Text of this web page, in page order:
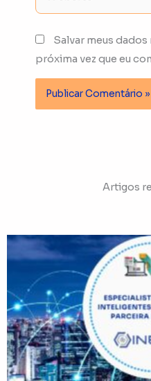
Salvar meus
próxima vez que eu
Artigos